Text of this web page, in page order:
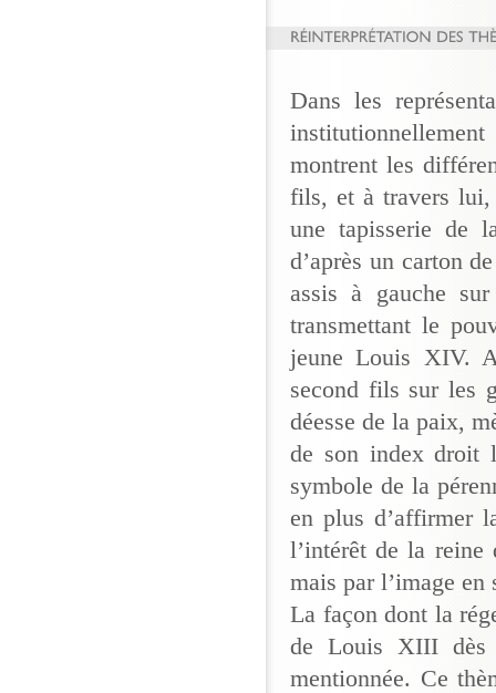
Dans les
montrent les
fils, et à travers lui,
une tapisserie de
d’après un carton
assis à gauche
transmettant le
jeune Louis XIV.
second fils sur les
déesse de la paix,
de son index
symbole de la
en plus d’affirmer
l’intérêt de la
mais par l’image
La façon dont la
de Louis XIII dès
mentionnée. Ce